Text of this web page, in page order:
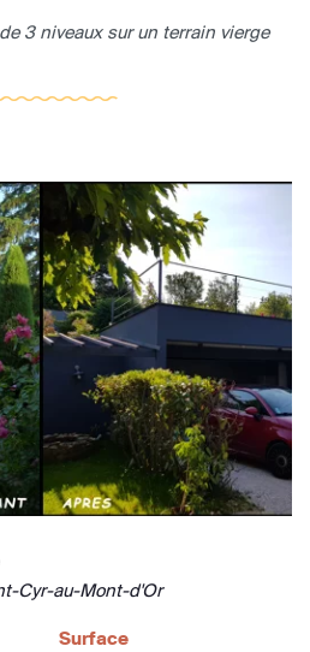
3 niveaux sur un terrain vierge
Cyr-au-Mont-d'Or
Surface